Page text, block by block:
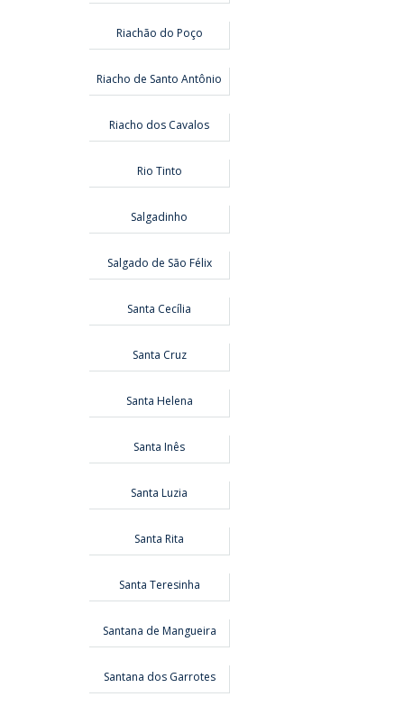
Riachão do Poço
Riacho de Santo Antônio
Riacho dos Cavalos
Rio Tinto
Salgadinho
Salgado de São Félix
Santa Cecília
Santa Cruz
Santa Helena
Santa Inês
Santa Luzia
Santa Rita
Santa Teresinha
Santana de Mangueira
Santana dos Garrotes